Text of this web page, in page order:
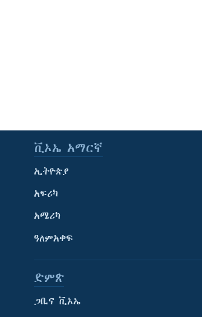
ቪኦኤ አማርኛ
ኢትዮጵያ
አፍሪካ
አሜሪካ
ዓለምአቀፍ
ድምጽ
ጋቢና ቪኦኤ